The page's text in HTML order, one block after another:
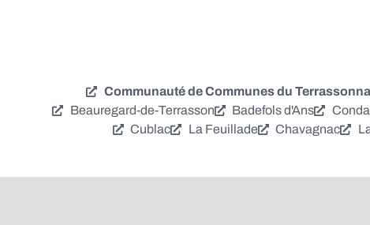
Communauté de Communes du
Beauregard-de-Terrasson
Badefols d'Ans
Cublac
La Feuillade Chavagnac